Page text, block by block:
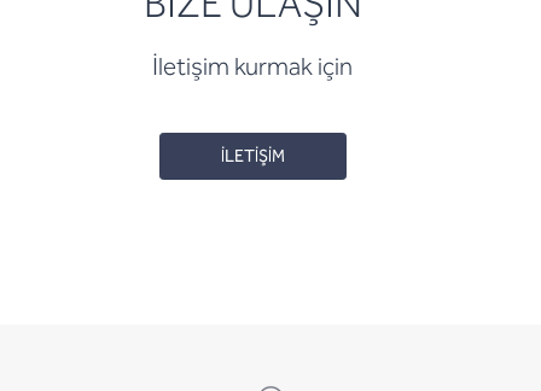
İletişim kurmak için
İLETİŞİM